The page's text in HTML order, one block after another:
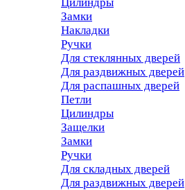
Замки
Накладки
Ручки
Для стеклянных дверей
Для раздвижных дверей
Для распашных дверей
Петли
Цилиндры
Защелки
Замки
Ручки
Для складных дверей
Для раздвижных дверей